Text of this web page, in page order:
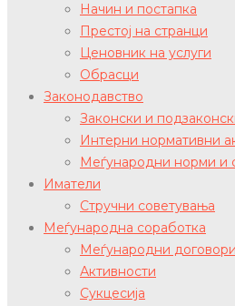
Начин и постапка
Престој на странци
Ценовник на услуги
Обрасци
Законодавство
Законски и
Интерни нормативни
Меѓународни норми и
Иматели
Стручни советувања
Меѓународна соработка
Меѓународни договори
Активности
Сукцесија